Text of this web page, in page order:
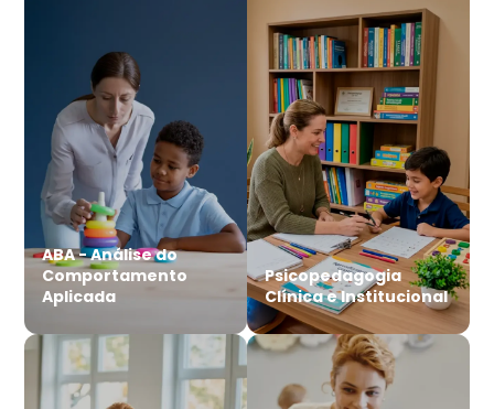
ABA - Análise do
Comportamento
Aplicada
Psicopedagogia
Clínica e Institucional